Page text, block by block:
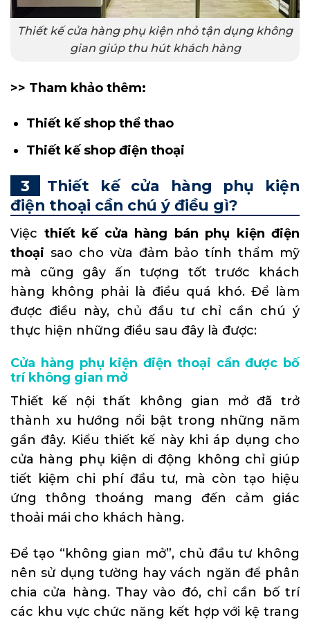
Thiết kế cửa hàng phụ kiện nhỏ tận dụng không
gian giúp thu hút khách hàng
>> Tham khảo thêm:
Thiết kế shop thể thao
Thiết kế shop điện thoại
Thiết kế cửa hàng phụ kiện
điện thoại cần chú ý điều gì?
Việc thiết kế cửa hàng bán phụ kiện điện
thoại sao cho vừa đảm bảo tính thẩm mỹ
mà cũng gây ấn tượng tốt trước khách
hàng không phải là điều quá khó. Để làm
được điều này, chủ đầu tư chỉ cần chú ý
thực hiện những điều sau đây là được:
Cửa hàng phụ kiện điện thoại cần được bố
trí không gian mở
Thiết kế nội thất không gian mở đã trở
thành xu hướng nổi bật trong những năm
gần đây. Kiểu thiết kế này khi áp dụng cho
cửa hàng phụ kiện di động không chỉ giúp
tiết kiệm chi phí đầu tư, mà còn tạo hiệu
ứng thông thoáng mang đến cảm giác
thoải mái cho khách hàng.
Để tạo “không gian mở”, chủ đầu tư không
nên sử dụng tường hay vách ngăn để phân
chia cửa hàng. Thay vào đó, chỉ cần bố trí
các khu vực chức năng kết hợp với kệ trang